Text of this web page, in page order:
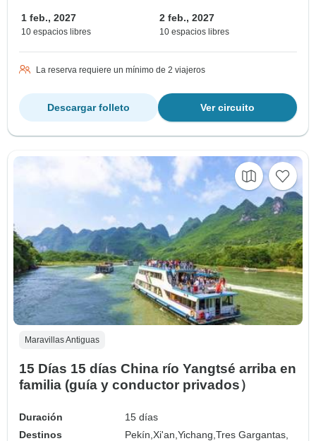
1 feb., 2027
10 espacios libres
2 feb., 2027
10 espacios libres
La reserva requiere un mínimo de 2 viajeros
Ver circuito
Descargar folleto
Maravillas Antiguas
15 Días 15 días China río Yangtsé arriba en
familia (guía y conductor privados）
Duración
15 días
Destinos
Pekín,Xi'an,Yichang,Tres Gargantas,